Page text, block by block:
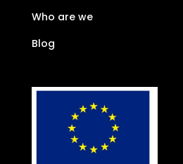
Who are we
Blog